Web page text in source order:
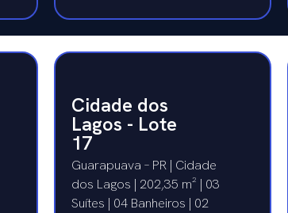
Cidade dos
Lagos - Lote
17
Guarapuava – PR | Cidade
dos Lagos | 202,35 m² | 03
Suítes | 04 Banheiros | 02